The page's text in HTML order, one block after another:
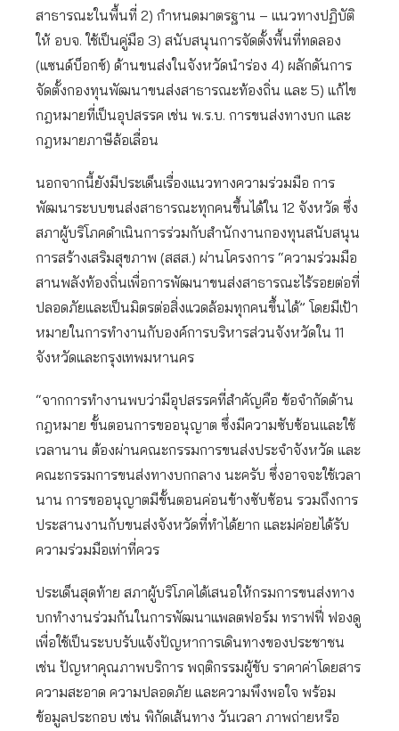
สาธารณะในพื้นที่ 2) กำหนดมาตรฐาน – แนวทางปฏิบัติ
ให้ อบจ. ใช้เป็นคู่มือ 3) สนับสนุนการจัดตั้งพื้นที่ทดลอง
(แซนด์บ็อกซ์) ด้านขนส่งในจังหวัดนำร่อง 4) ผลักดันการ
จัดตั้งกองทุนพัฒนาขนส่งสาธารณะท้องถิ่น และ 5) แก้ไข
กฎหมายที่เป็นอุปสรรค เช่น พ.ร.บ. การขนส่งทางบก และ
กฎหมายภาษีล้อเลื่อน
นอกจากนี้ยังมีประเด็นเรื่องแนวทางความร่วมมือ การ
พัฒนาระบบขนส่งสาธารณะทุกคนขึ้นได้ใน 12 จังหวัด ซึ่ง
สภาผู้บริโภคดำเนินการร่วมกับสำนักงานกองทุนสนับสนุน
การสร้างเสริมสุขภาพ (สสส.) ผ่านโครงการ “ความร่วมมือ
สานพลังท้องถิ่นเพื่อการพัฒนาขนส่งสาธารณะไร้รอยต่อที่
ปลอดภัยและเป็นมิตรต่อสิ่งแวดล้อมทุกคนขึ้นได้” โดยมีเป้า
หมายในการทำงานกับองค์การบริหารส่วนจังหวัดใน 11
จังหวัดและกรุงเทพมหานคร
“จากการทำงานพบว่ามีอุปสรรคที่สำคัญคือ ข้อจำกัดด้าน
กฎหมาย ขั้นตอนการขออนุญาต ซึ่งมีความซับซ้อนและใช้
เวลานาน ต้องผ่านคณะกรรมการขนส่งประจำจังหวัด และ
คณะกรรมการขนส่งทางบกกลาง นะครับ ซึ่งอาจจะใช้เวลา
นาน การขออนุญาตมีขั้นตอนค่อนข้างซับซ้อน รวมถึงการ
ประสานงานกับขนส่งจังหวัดที่ทำได้ยาก และม่ค่อยได้รับ
ความร่วมมือเท่าที่ควร
ประเด็นสุดท้าย สภาผู้บริโภคได้เสนอให้กรมการขนส่งทาง
บกทำงานร่วมกันในการพัฒนาแพลตฟอร์ม ทราฟฟี่ ฟองดู
เพื่อใช้เป็นระบบรับแจ้งปัญหาการเดินทางของประชาชน
เช่น ปัญหาคุณภาพบริการ พฤติกรรมผู้ขับ ราคาค่าโดยสาร
ความสะอาด ความปลอดภัย และความพึงพอใจ พร้อม
ข้อมูลประกอบ เช่น พิกัดเส้นทาง วันเวลา ภาพถ่ายหรือ